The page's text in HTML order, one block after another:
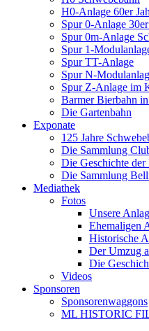
H0-Anlage 60er
Spur 0-Anlage
Spur 0m-Anlage
Spur 1-
Spur TT-Anlage
Spur N-
Spur Z-Anlage im
Barmer Bierbahn
Die Gartenbahn
Exponate
125 Jahre
Die Sammlung
Die Geschichte
Die Sammlung
Mediathek
Fotos
Unsere
Ehemaligen
Historische
Der Umzug
Die
Videos
Sponsoren
Sponsorenwaggons
ML HISTORIC